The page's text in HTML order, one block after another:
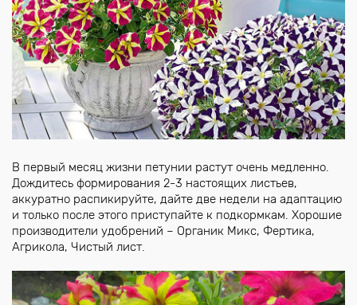
В первый месяц жизни петунии растут очень медленно.
Дождитесь формирования 2-3 настоящих листьев,
аккуратно распикируйте, дайте две недели на адаптацию
и только после этого приступайте к подкормкам. Хорошие
производители удобрений – Органик Микс, Фертика,
Агрикола, Чистый лист.